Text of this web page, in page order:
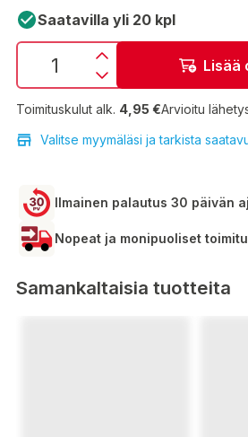
Saatavilla yli 20 kpl
Lisää
Toimituskulut alk. 4,95 €Arvioitu
Valitse myymäläsi ja tarkista
Ilmainen palautus 30 päivän
Nopeat ja monipuoliset
Samankaltaisia tuotteita